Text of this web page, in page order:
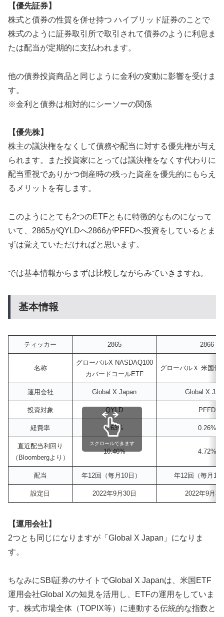
【優先証券】
株式と債券の性質を併せ持つ ハイブリッド証券のことで
株式のように証券取引所で取引されて債券のように利息ま
たは配当が定期的に支払われます。
他の債券投資商品と同じように金利の変動に影響を受けま
す。
※金利と債券は相対的にシーソーの関係
【優先株】
株主の議決権をなくして債務や配当に対する優先権が与え
られます。また投資家にとっては議決権をなくす代わりに
配当重視でありかつ倒産時の残った資産を優先的にもらえ
るメリットを有します。
このようにとても2つのETFともに特徴的なものになって
いて、2865がQYLDへ2866がPFFDへ投資をしているとま
ずは覚えていただければと思います。
では基本情報からまずは比較しながらみていきますね。
基本情報
ティッカー 2865 2866
名称
グローバルX NASDAQ100
カバードコールETF
グローバルＸ 米国優
運用会社 Global X Japan Global X
投資対象 QYLD PFFD
経費率 0.63% 0.26%
直近配当利回り
（Bloombergより）
10.46% 4.72%
配当 年12回（毎月10日） 年12回（毎月
設定日 2022年9月30日 2022年9月30
スクロールできます
【運用会社】
2つとも同じになりますが「Global X Japan」になりま
す。
ちなみにSBI証券のサイトでGlobal X Japanは、米国ETF
運用会社Global Xの知見を活用し、ETFの運用をしていま
す。株式市場全体（TOPIX等）に連動する伝統的な指数と